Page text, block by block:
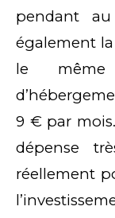
pendant
également
le
9 € par
dépense
réellement